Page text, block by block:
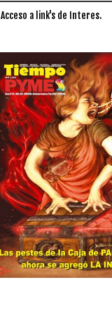
a link's de Interes.